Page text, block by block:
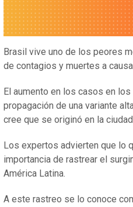
Brasil vive uno de los peores
de contagios y muertes a
El aumento en los casos en
propagación de una variante
cree que se originó en la
Los expertos advierten que lo
importancia de rastrear el
América Latina.
A este rastreo se lo conoce